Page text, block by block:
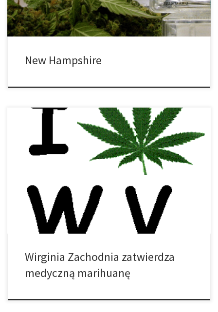
New Hampshire
Z Marijuana Policy Project (MPP): Oczekuje się, że gubernator Jim
Justice podpisze ustawę SB 386, sprawiając, że Zachodnia
Wirginia stanie się 29 stanem w USA, który przyjął prawo
medycznej marihuany. Wniosek dotyczący medycznej marihuany
Zachodniej Wirginii i zmierza do stanowiska gubernatora Jim
Justice. […]
Wirginia Zachodnia zatwierdza
medyczną marihuanę